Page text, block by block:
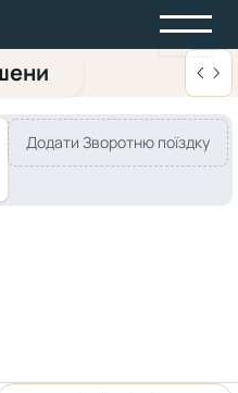
Додати Зворотню поїздку